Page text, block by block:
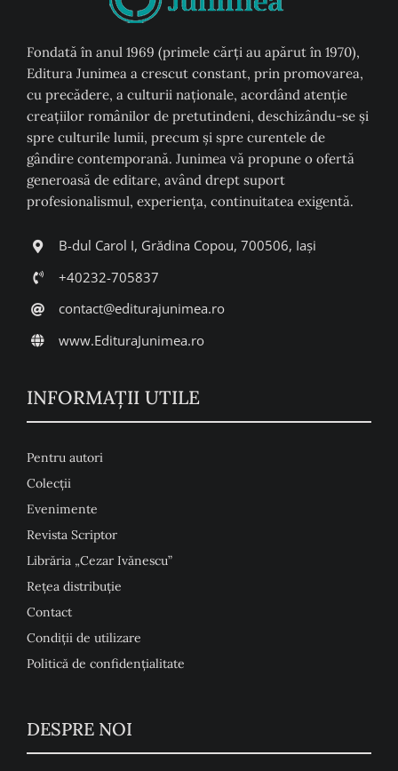
Fondată în anul 1969 (primele cărți au apărut în 1970),
Editura Junimea a crescut constant, prin promovarea,
cu precădere, a culturii naţionale, acordând atenţie
creaţiilor românilor de pretutindeni, deschizându-se şi
spre culturile lumii, precum şi spre curentele de
gândire contemporană. Junimea vă propune o ofertă
generoasă de editare, având drept suport
profesionalismul, experiența, continuitatea exigentă.
B-dul Carol I, Grădina Copou, 700506, Iași
+40232-705837
contact@editurajunimea.ro
www.EdituraJunimea.ro
INFORMAŢII UTILE
Pentru autori
Colecţii
Evenimente
Revista Scriptor
Librăria „Cezar Ivănescu”
Rețea distribuție
Contact
Condiţii de utilizare
Politică de confidențialitate
DESPRE NOI